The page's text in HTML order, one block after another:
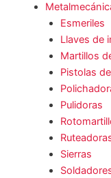
Esmeriles
Llaves de
Martillos
Pistolas
Pulidoras
Sierras